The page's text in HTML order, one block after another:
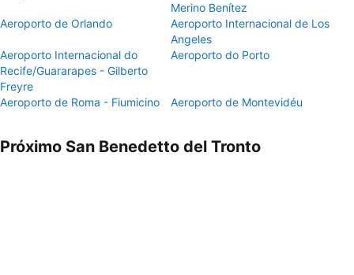
Merino Benítez
Aeroporto de Orlando
Aeroporto Internacional de Los
Angeles
Aeroporto Internacional do
Recife/Guararapes - Gilberto
Freyre
Aeroporto do Porto
Aeroporto de Roma - Fiumicino Aeroporto de Montevidéu
Próximo San Benedetto del Tronto